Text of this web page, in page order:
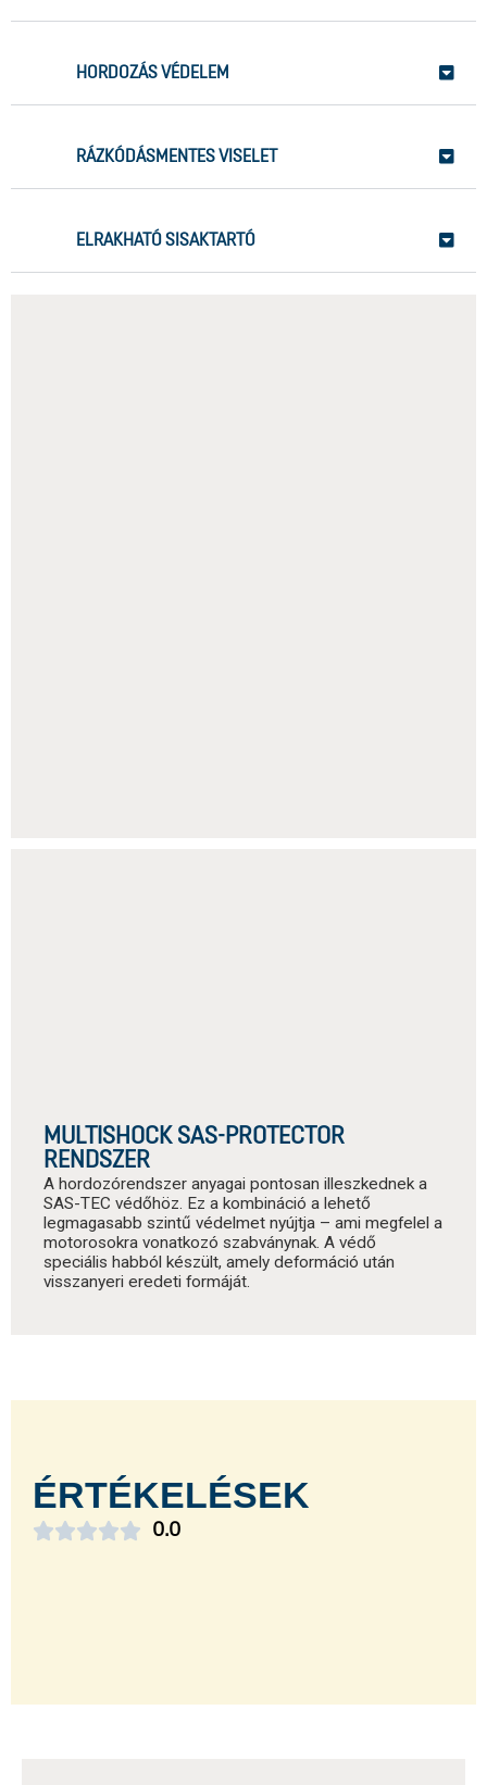
HORDOZÁS VÉDELEM
RÁZKÓDÁSMENTES VISELET
ELRAKHATÓ SISAKTARTÓ
MULTISHOCK SAS-PROTECTOR
RENDSZER
A hordozórendszer anyagai pontosan illeszkednek a
SAS-TEC védőhöz. Ez a kombináció a lehető
legmagasabb szintű védelmet nyújtja – ami megfelel a
motorosokra vonatkozó szabványnak. A védő
speciális habból készült, amely deformáció után
visszanyeri eredeti formáját.
ÉRTÉKELÉSEK
0.0
